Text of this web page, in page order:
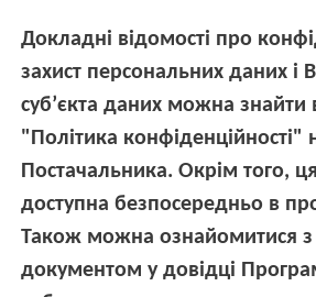
Докладні відомості про
захист персональних даних і
суб’єкта даних можна знайти
"Політика конфіденційності"
Постачальника. Окрім того,
доступна безпосередньо в
Також можна ознайомитися
документом у довідці